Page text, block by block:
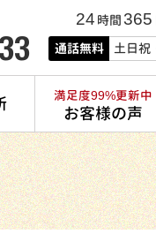
24 時間365
通話無料 土日祝
満足度99%更新中
お客様の声